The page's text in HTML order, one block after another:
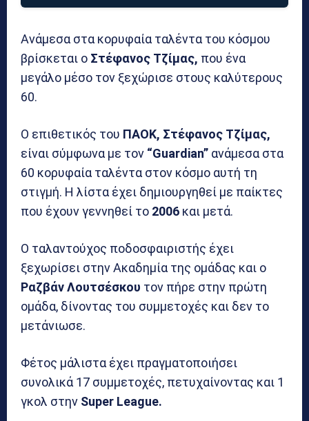
Ανάμεσα στα κορυφαία ταλέντα του κόσμου
βρίσκεται ο Στέφανος Τζίμας, που ένα
μεγάλο μέσο τον ξεχώρισε στους καλύτερους
60.
Ο επιθετικός του ΠΑΟΚ, Στέφανος Τζίμας,
είναι σύμφωνα με τον “Guardian” ανάμεσα στα
60 κορυφαία ταλέντα στον κόσμο αυτή τη
στιγμή. Η λίστα έχει δημιουργηθεί με παίκτες
που έχουν γεννηθεί το 2006 και μετά.
Ο ταλαντούχος ποδοσφαιριστής έχει
ξεχωρίσει στην Ακαδημία της ομάδας και ο
Ραζβάν Λουτσέσκου τον πήρε στην πρώτη
ομάδα, δίνοντας του συμμετοχές και δεν το
μετάνιωσε.
Φέτος μάλιστα έχει πραγματοποιήσει
συνολικά 17 συμμετοχές, πετυχαίνοντας και 1
γκολ στην Super League.